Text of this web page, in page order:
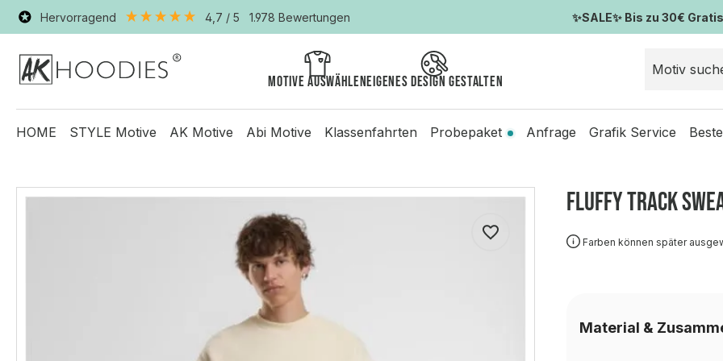
Hervorragend 4,7 / 5 1.978 Bewertungen ✨SALE✨ Bis zu 30€
Motive auswählenEigenes Design gestalten
HOME STYLE Motive AK Motive Abi Motive Klassenfahrten Probepaket Anfrage Grafik Service
Fluffy Track
Farben können später
Material &